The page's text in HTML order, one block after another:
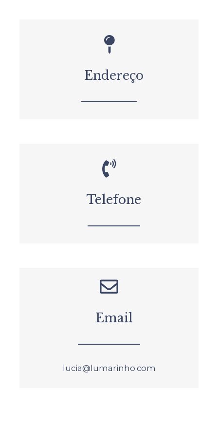
Endereço
Telefone
Email
lucia@lumarinho.com